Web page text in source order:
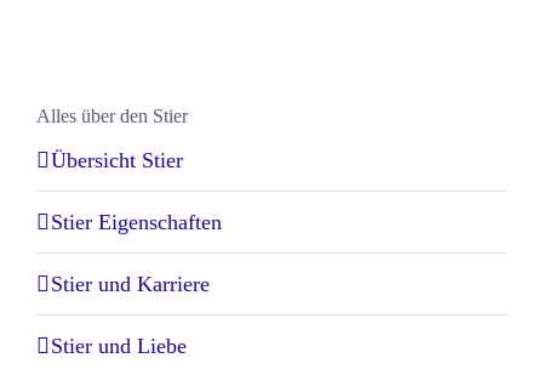
Alles über den Stier
Übersicht Stier
Stier Eigenschaften
Stier und Karriere
Stier und Liebe